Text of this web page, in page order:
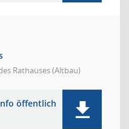
Rathauses (Altbau)
öffentlich